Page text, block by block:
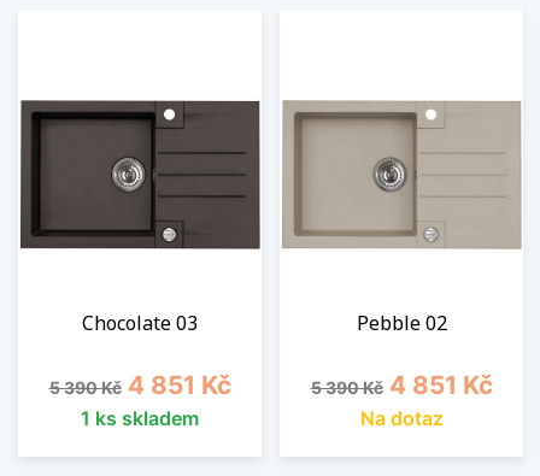
Chocolate 03
Běžná cena
5 390 Kč Cena
4 851 Kč
1 ks skladem
Pebble 02
Běžná cena
5 390 Kč Cena
4 851 Kč
Na dotaz